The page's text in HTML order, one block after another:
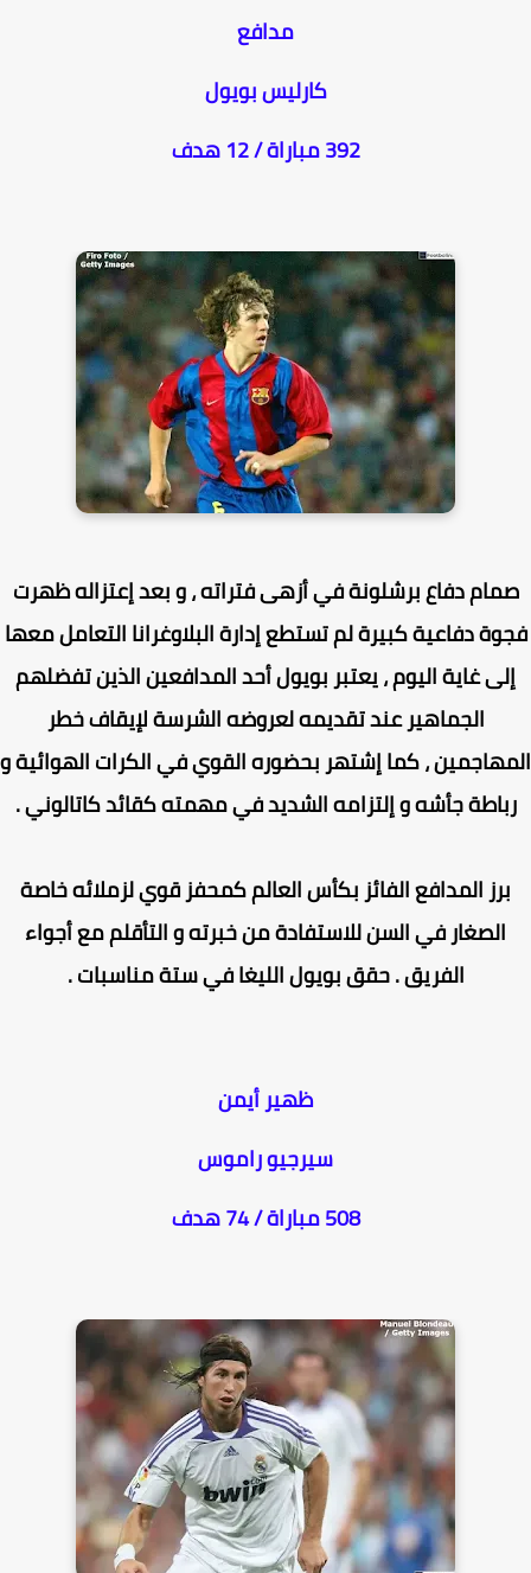
مدافع
كارليس بويول
392 مباراة / 12 هدف
دفاع برشلونة في أزهى فتراته ، و بعد إعتزاله ظهرت
دفاعية كبيرة لم تستطع إدارة البلاوغرانا التعامل معها
غاية اليوم ، يعتبر بويول أحد المدافعين الذين تفضلهم
الجماهير عند تقديمه لعروضه الشرسة لإيقاف خطر
، كما إشتهر بحضوره القوي في الكرات الهوائية و
جأشه و إلتزامه الشديد في مهمته كقائد كاتالوني .
برز المدافع الفائز بكأس العالم كمحفز قوي لزملائه خاصة
الصغار في السن للاستفادة من خبرته و التأقلم مع أجواء
الفريق . حقق بويول الليغا في ستة مناسبات .
ظهير أيمن
سيرجيو راموس
508 مباراة / 74 هدف